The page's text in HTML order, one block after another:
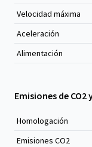
Velocidad máxima
Aceleración
Alimentación
Emisiones de
Homologación
Emisiones CO2